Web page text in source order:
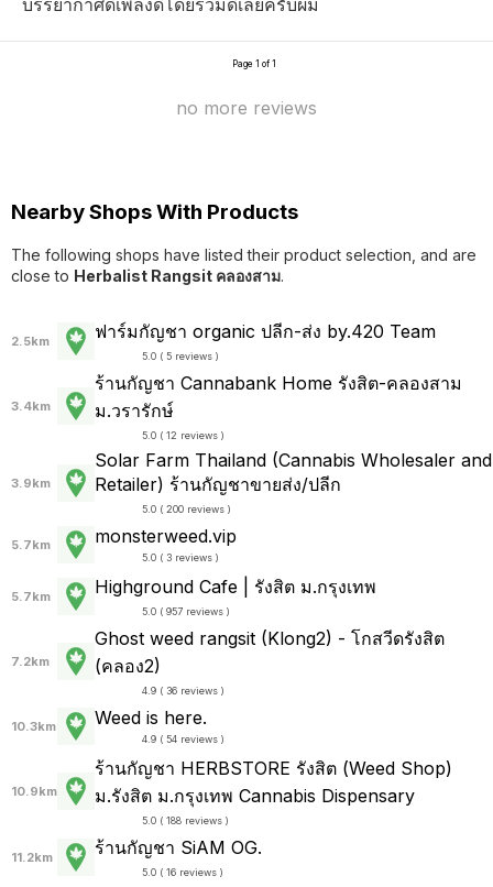
Page 1 of 1
no more reviews
Nearby Shops With Products
The following shops have listed their product selection, and are
close to Herbalist Rangsit คลองสาม.
2.5km ฟาร์มกัญชา organic ปลีก-ส่ง by.420 Team
5.0 ( 5 reviews )
3.4km
ร้านกัญชา Cannabank Home รังสิต-คลองสาม
ม.วรารักษ์
5.0 ( 12 reviews )
3.9km
Solar Farm Thailand (Cannabis Wholesaler and
Retailer) ร้านกัญชาขายส่ง/ปลีก
5.0 ( 200 reviews )
5.7km monsterweed.vip
5.0 ( 3 reviews )
5.7km Highground Cafe | รังสิต ม.กรุงเทพ
5.0 ( 957 reviews )
7.2km
Ghost weed rangsit (Klong2) - โกสวีดรังสิต
(คลอง2)
4.9 ( 36 reviews )
10.3km Weed is here.
4.9 ( 54 reviews )
10.9km
ร้านกัญชา HERBSTORE รังสิต (Weed Shop)
ม.รังสิต ม.กรุงเทพ Cannabis Dispensary
5.0 ( 188 reviews )
11.2km ร้านกัญชา SiAM OG.
5.0 ( 16 reviews )